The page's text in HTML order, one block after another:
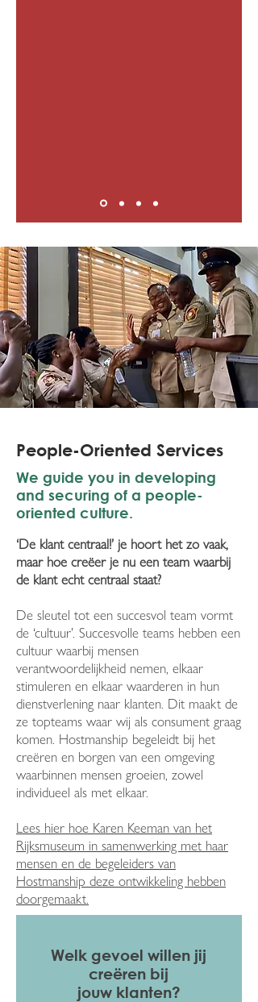
People-Oriented Services
We guide you in developing
and securing of a people-
oriented culture.
‘De klant centraal!’ je hoort het zo vaak,
maar hoe creëer je nu een team waarbij
de klant echt centraal staat?
De sleutel tot een succesvol team vormt
de ‘cultuur’. Succesvolle teams hebben een
cultuur waarbij mensen
verantwoordelijkheid nemen, elkaar
stimuleren en elkaar waarderen in hun
dienstverlening naar klanten. Dit maakt de
ze topteams waar wij als consument graag
komen. Hostmanship begeleidt bij het
creëren en borgen van een omgeving
waarbinnen mensen groeien, zowel
individueel als met elkaar.
Lees hier hoe Karen Keeman van het
Rijksmuseum in samenwerking met haar
mensen en de begeleiders van
Hostmanship deze ontwikkeling hebben
doorgemaakt.
Welk gevoel willen jij
creëren bij
jouw klanten?